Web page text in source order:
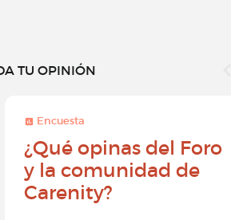
TU OPINIÓN
Encuesta
¿Qué opinas del Foro
y la comunidad de
Carenity?